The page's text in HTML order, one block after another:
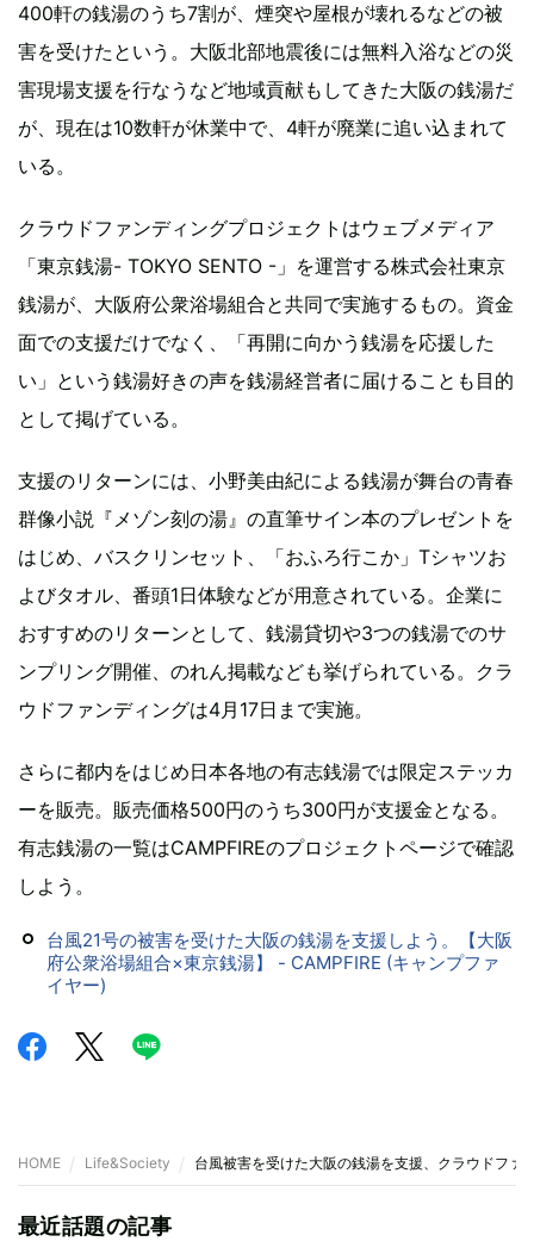
400軒の銭湯のうち7割が、煙突や屋根が壊れるなどの被
害を受けたという。大阪北部地震後には無料入浴などの災
害現場支援を行なうなど地域貢献もしてきた大阪の銭湯だ
が、現在は10数軒が休業中で、4軒が廃業に追い込まれて
いる。
クラウドファンディングプロジェクトはウェブメディア
「東京銭湯- TOKYO SENTO -」を運営する株式会社東京
銭湯が、大阪府公衆浴場組合と共同で実施するもの。資金
面での支援だけでなく、「再開に向かう銭湯を応援した
い」という銭湯好きの声を銭湯経営者に届けることも目的
として掲げている。
支援のリターンには、小野美由紀による銭湯が舞台の青春
群像小説『メゾン刻の湯』の直筆サイン本のプレゼントを
はじめ、バスクリンセット、「おふろ行こか」Tシャツお
よびタオル、番頭1日体験などが用意されている。企業に
おすすめのリターンとして、銭湯貸切や3つの銭湯でのサ
ンプリング開催、のれん掲載なども挙げられている。クラ
ウドファンディングは4月17日まで実施。
さらに都内をはじめ日本各地の有志銭湯では限定ステッカ
ーを販売。販売価格500円のうち300円が支援金となる。
有志銭湯の一覧はCAMPFIREのプロジェクトページで確認
しよう。
台風21号の被害を受けた大阪の銭湯を支援しよう。【大阪
府公衆浴場組合×東京銭湯】 - CAMPFIRE (キャンプファ
イヤー)
HOME Life&Society 台風被害を受けた大阪の銭湯を支援、クラウドファ
最近話題の記事